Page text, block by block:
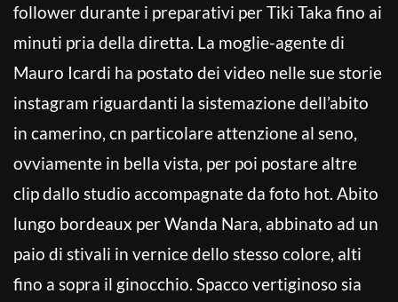
follower durante i preparativi per Tiki Taka fino ai
minuti pria della diretta. La moglie-agente di
Mauro Icardi ha postato dei video nelle sue storie
instagram riguardanti la sistemazione dell’abito
in camerino, cn particolare attenzione al seno,
ovviamente in bella vista, per poi postare altre
clip dallo studio accompagnate da foto hot. Abito
lungo bordeaux per Wanda Nara, abbinato ad un
paio di stivali in vernice dello stesso colore, alti
fino a sopra il ginocchio. Spacco vertiginoso sia